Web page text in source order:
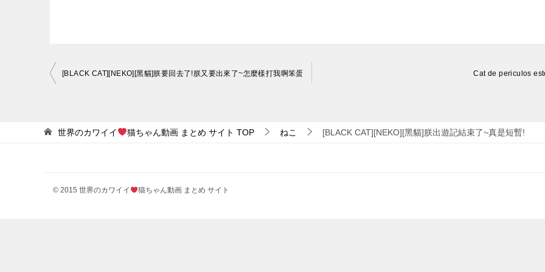
投
ビ
シ
[BLACK CAT][NEKO][黑貓]朕要回去了!朕又要出來了~怎麼樣打我啊笨蛋 Cat de periculos
世界のカワイイ 猫ちゃん動画 まとめ サイト TOP ねこ [BLACK CAT][NEKO][黑貓]朕出遊記結束了~真是短暫!
© 2015 世界のカワイイ 猫ちゃん動画 まとめ サイト